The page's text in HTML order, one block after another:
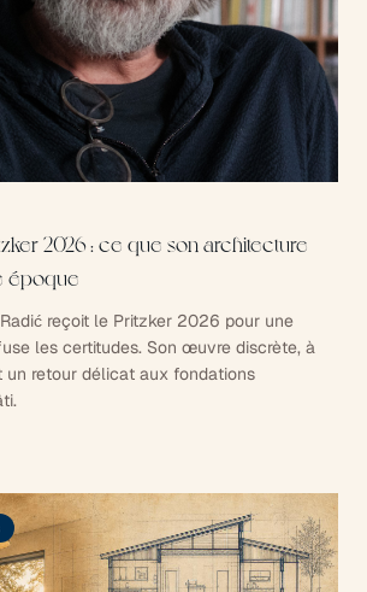
2026 : ce que son architecture
époque
reçoit le Pritzker 2026 pour une
les certitudes. Son œuvre discrète, à
un retour délicat aux fondations